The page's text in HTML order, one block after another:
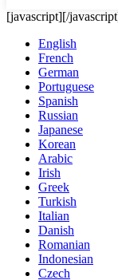
[javascript][/
English
French
German
Portuguese
Spanish
Russian
Japanese
Korean
Arabic
Irish
Greek
Turkish
Italian
Danish
Romanian
Indonesian
Czech